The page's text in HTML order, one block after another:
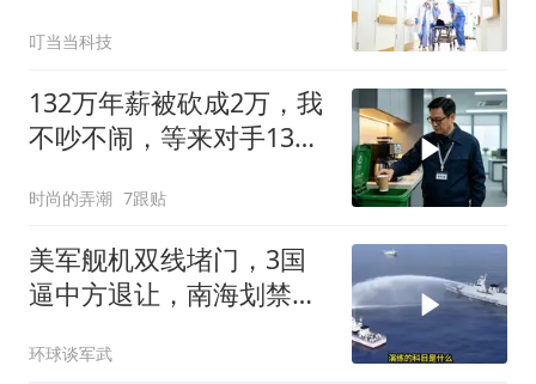
叮当当科技
132万年薪被砍成2万，我
不吵不闹，等来对手13倍
时尚的弄潮 7跟贴
美军舰机双线堵门，3国
逼中方退让，南海划禁
环球谈军武